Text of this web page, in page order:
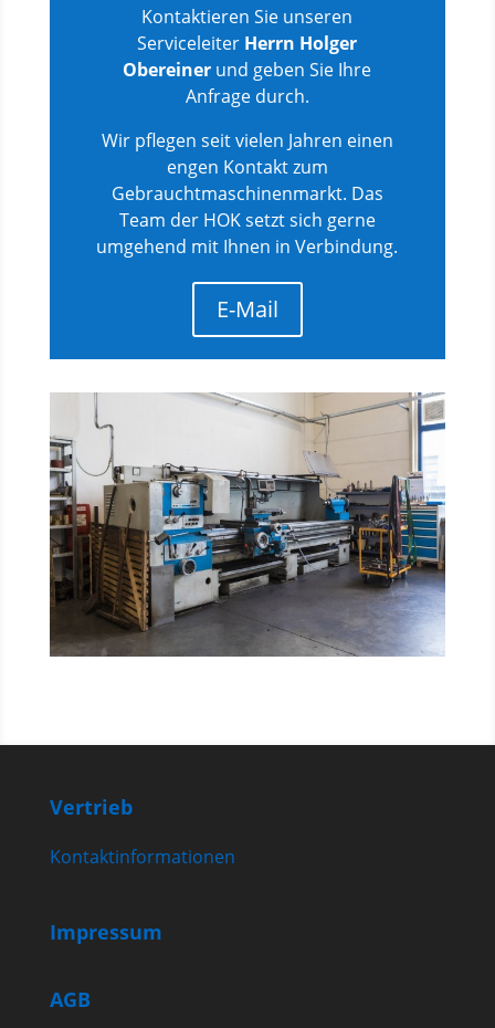
Kontaktieren Sie unseren
Serviceleiter Herrn Holger
Obereiner und geben Sie Ihre
Anfrage durch.
Wir pflegen seit vielen Jahren einen
engen Kontakt zum
Gebrauchtmaschinenmarkt. Das
Team der HOK setzt sich gerne
umgehend mit Ihnen in Verbindung.
E-Mail
Vertrieb
Kontaktinformationen
Impressum
AGB